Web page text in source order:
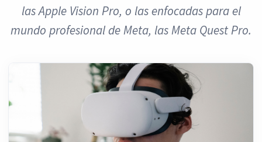
las Apple Vision Pro, o las enfocadas para el
mundo profesional de Meta, las Meta Quest Pro.